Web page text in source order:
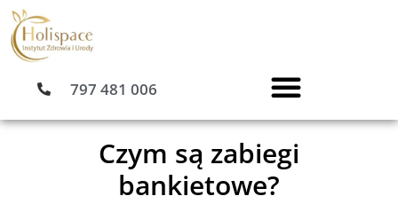
Przejdź
do
treści
797 481 006
Czym są zabiegi
bankietowe?